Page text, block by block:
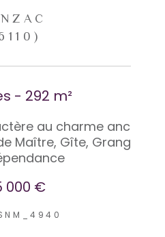
- 292 m²
au charme anc
Maître, Gîte, Grang
000 €